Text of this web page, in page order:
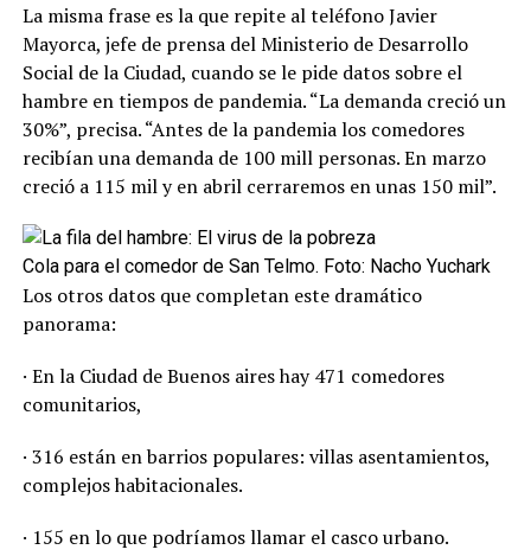
La misma frase es la que repite al teléfono Javier
Mayorca, jefe de prensa del Ministerio de Desarrollo
Social de la Ciudad, cuando se le pide datos sobre el
hambre en tiempos de pandemia. “La demanda creció un
30%”, precisa. “Antes de la pandemia los comedores
recibían una demanda de 100 mill personas. En marzo
creció a 115 mil y en abril cerraremos en unas 150 mil”.
Cola para el comedor de San Telmo. Foto: Nacho Yuchark
Los otros datos que completan este dramático
panorama:
· En la Ciudad de Buenos aires hay 471 comedores
comunitarios,
· 316 están en barrios populares: villas asentamientos,
complejos habitacionales.
· 155 en lo que podríamos llamar el casco urbano.